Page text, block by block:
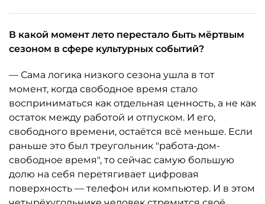
В какой момент лето перестало быть мёртвым
сезоном в сфере культурных событий?
— Сама логика низкого сезона ушла в тот
момент, когда свободное время стало
восприниматься как отдельная ценность, а не как
остаток между работой и отпуском. И его,
свободного времени, остаётся всё меньше. Если
раньше это был треугольник "работа-дом-
свободное время", то сейчас самую большую
долю на себя перетягивает цифровая
поверхность — телефон или компьютер. И в этом